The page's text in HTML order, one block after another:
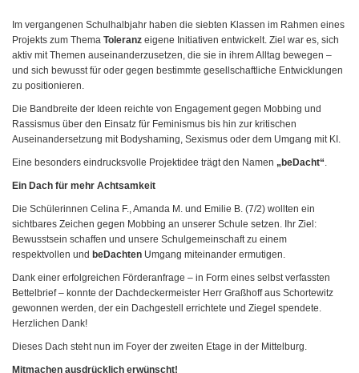
Im vergangenen Schulhalbjahr haben die siebten Klassen im Rahmen eines
Projekts zum Thema Toleranz eigene Initiativen entwickelt. Ziel war es, sich
aktiv mit Themen auseinanderzusetzen, die sie in ihrem Alltag bewegen –
und sich bewusst für oder gegen bestimmte gesellschaftliche Entwicklungen
zu positionieren.
Die Bandbreite der Ideen reichte von Engagement gegen Mobbing und
Rassismus über den Einsatz für Feminismus bis hin zur kritischen
Auseinandersetzung mit Bodyshaming, Sexismus oder dem Umgang mit KI.
Eine besonders eindrucksvolle Projektidee trägt den Namen „beDacht“
Ein Dach für mehr Achtsamkeit
Die Schülerinnen Celina F., Amanda M. und Emilie B. (7/2) wollten ein
sichtbares Zeichen gegen Mobbing an unserer Schule setzen. Ihr Ziel:
Bewusstsein schaffen und unsere Schulgemeinschaft zu einem
respektvollen und beDachten Umgang miteinander ermutigen.
Dank einer erfolgreichen Förderanfrage – in Form eines selbst verfassten
Bettelbrief – konnte der Dachdeckermeister Herr Graßhoff aus Schortewitz
gewonnen werden, der ein Dachgestell errichtete und Ziegel spendete.
Herzlichen Dank!
Dieses Dach steht nun im Foyer der zweiten Etage in der Mittelburg.
Mitmachen ausdrücklich erwünscht!